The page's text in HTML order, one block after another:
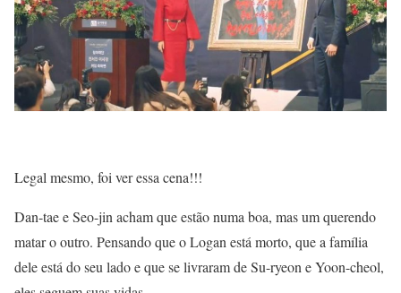
Legal mesmo, foi ver essa cena!!!
Dan-tae e Seo-jin acham que estão numa boa, mas um querendo
matar o outro. Pensando que o Logan está morto, que a família
dele está do seu lado e que se livraram de Su-ryeon e Yoon-cheol,